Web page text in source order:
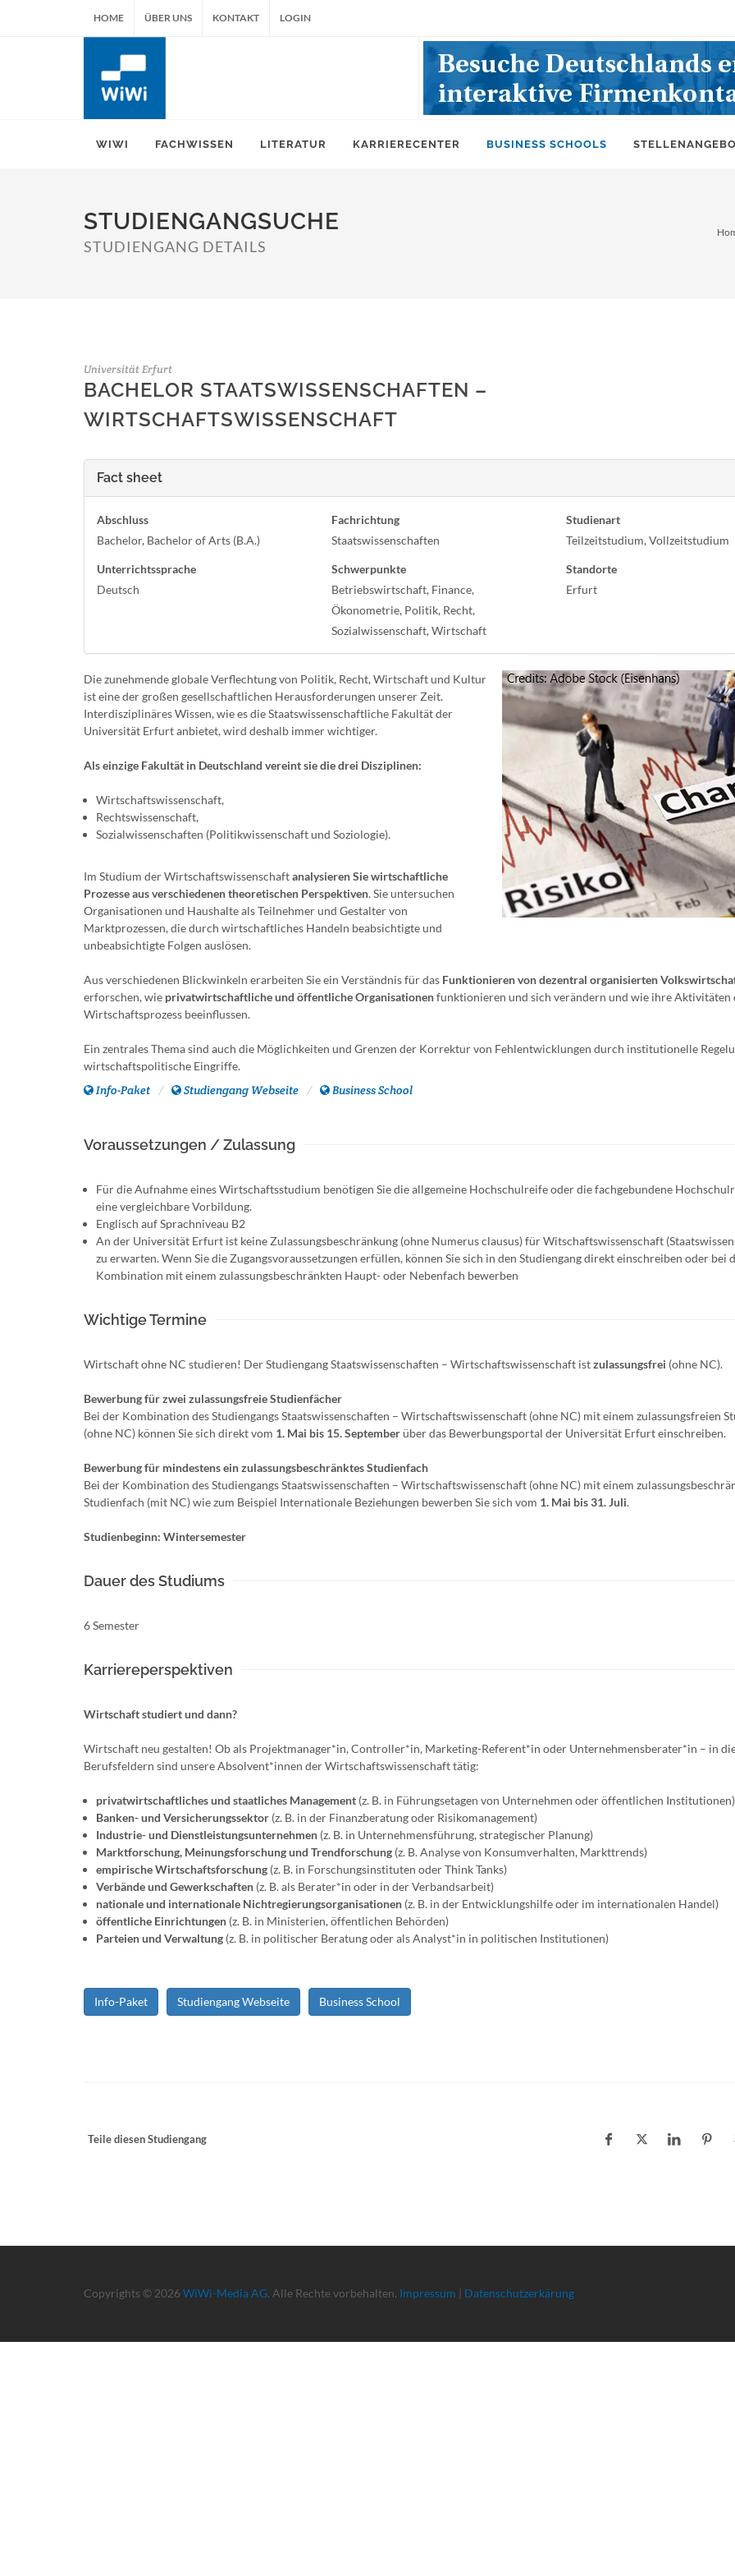
HOME ÜBER UNS KONTAKT LOGIN
WIWI FACHWISSEN LITERATUR KARRIERECENTER BUSINESS SCHOOLS
STUDIENGANGSUCHE
STUDIENGANG DETAILS
Universität Erfurt
BACHELOR STAATSWISSENSCHAFTEN –
WIRTSCHAFTSWISSENSCHAFT
Fact sheet
Abschluss
Bachelor, Bachelor of Arts (B.A.)
Unterrichtssprache
Deutsch
Fachrichtung
Staatswissenschaften
Schwerpunkte
Betriebswirtschaft, Finance,
Ökonometrie, Politik, Recht,
Sozialwissenschaft, Wirtschaft
Studienart
Teilzeitstudium, Vollzeitstudium
Standorte
Erfurt
Die zunehmende globale Verflechtung von Politik, Recht, Wirtschaft und Kultur
ist eine der großen gesellschaftlichen Herausforderungen unserer Zeit.
Interdisziplinäres Wissen, wie es die Staatswissenschaftliche Fakultät der
Universität Erfurt anbietet, wird deshalb immer wichtiger.
Als einzige Fakultät in Deutschland vereint sie die drei Disziplinen:
Wirtschaftswissenschaft,
Rechtswissenschaft,
Sozialwissenschaften (Politikwissenschaft und Soziologie).
Im Studium der Wirtschaftswissenschaftanalysieren Sie wirtschaftliche
Prozesse aus verschiedenen theoretischen Perspektiven. Sie untersuchen
Organisationen und Haushalte als Teilnehmer und Gestalter von
Marktprozessen, die durch wirtschaftliches Handeln beabsichtigte und
unbeabsichtigte Folgen auslösen.
Aus verschiedenen Blickwinkeln erarbeiten Sie ein Verständnis für das Funktionieren von dezentral organisierten
erforschen, wie privatwirtschaftliche und öffentliche Organisationenfunktionieren und sich verändern und wie ihre Aktivitäten
Wirtschaftsprozess beeinflussen.
Ein zentrales Thema sind auch die Möglichkeiten und Grenzen der Korrektur von Fehlentwicklungen durch institutionelle
wirtschaftspolitische Eingriffe.
Info-Paket Studiengang Webseite Business School
Voraussetzungen / Zulassung
Für die Aufnahme eines Wirtschaftsstudium benötigen Sie die allgemeine Hochschulreife oder die fachgebundene
eine vergleichbare Vorbildung.
Englisch auf Sprachniveau B2
An der Universität Erfurt ist keine Zulassungs­beschränkung (ohne Numerus clausus) für Witschaftswissenschaft
zu erwarten. Wenn Sie die Zugangsvoraussetzungen erfüllen, können Sie sich in den Studiengang direkt einschreiben oder bei
Kombination mit einem zulassungsbeschränkten Haupt- oder Nebenfach bewerben
Wichtige Termine
Wirtschaft ohne NC studieren! Der Studiengang Staatswissenschaften – Wirtschaftswissenschaft istzulassungsfrei (ohne NC).
Bewerbung für zwei zulassungsfreie Studienfächer
Bei der Kombination des Studiengangs Staatswissenschaften – Wirtschaftswissenschaft (ohne NC) mit einem zulassungsfreien
(ohne NC) können Sie sich direkt vom 1. Mai bis 15. Septemberüber das Bewerbungsportal der Universität Erfurt einschreiben.
Bewerbung für mindestens ein zulassungsbeschränktes Studienfach
Bei der Kombination des Studiengangs Staatswissenschaften – Wirtschaftswissenschaft (ohne NC) mit einem
Studienfach (mit NC) wie zum Beispiel Internationale Beziehungen bewerben Sie sich vom 1. Mai bis 31. Juli.
Studienbeginn: Wintersemester
Dauer des Studiums
6 Semester
Karriereperspektiven
Wirtschaft studiert und dann?
Wirtschaft neu gestalten! Ob als Projektmanager*in, Controller*in, Marketing-Referent*in oder Unternehmensberater*in – in
Berufsfeldern sind unsere Absolvent*innen der Wirtschaftswissenschaft tätig:
privatwirtschaftliches und staatliches Management (z. B. in Führungsetagen von Unternehmen oder öffentlichen Institutionen)
Banken- und Versicherungssektor (z. B. in der Finanzberatung oder Risikomanagement)
Industrie- und Dienstleistungsunternehmen (z. B. in Unternehmensführung, strategischer Planung)
Marktforschung, Meinungsforschung und Trendforschung (z. B. Analyse von Konsumverhalten, Markttrends)
empirische Wirtschaftsforschung (z. B. in Forschungsinstituten oder Think Tanks)
Verbände und Gewerkschaften (z. B. als Berater*in oder in der Verbandsarbeit)
nationale und internationale Nichtregierungsorganisationen (z. B. in der Entwicklungshilfe oder im internationalen Handel)
öffentliche Einrichtungen (z. B. in Ministerien, öffentlichen Behörden)
Parteien und Verwaltung (z. B. in politischer Beratung oder als Analyst*in in politischen Institutionen)
Info-Paket Studiengang Webseite Business School
Teile diesen Studiengang
Copyrights © 2026 WiWi-Media AG. Alle Rechte vorbehalten. Impressum | Datenschutzerkärung